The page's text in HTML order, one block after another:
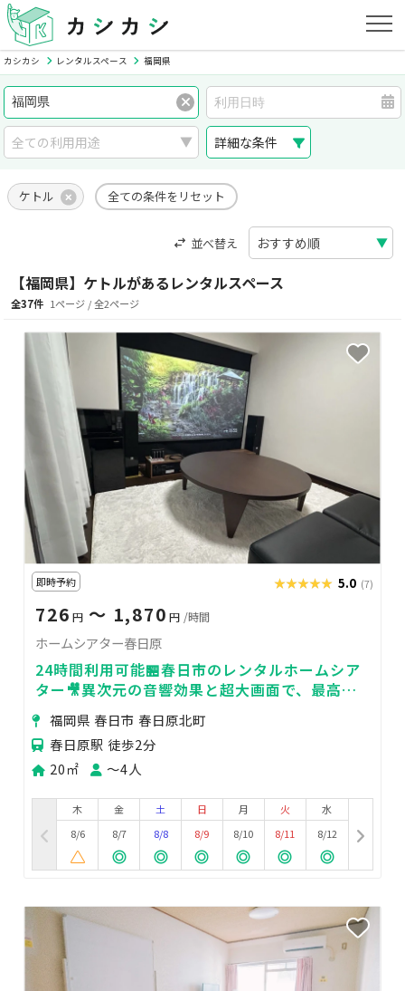
カシカシ レンタルスペース 福岡県
詳細な条件
ケトル 全ての条件をリセット
並べ替え
【福岡県】ケトルがあるレンタルスペース
全37件 1ページ / 全2ページ
即時予約 ★★★★★
★★★★★ 5.0 (7)
726 円 〜 1,870 円 /時間
ホームシアター春日原
24時間利用可能🏪春日市のレンタルホームシア
ター🎥異次元の音響効果と超大画面で、最高の
環境を貸切🎥【4K×100インチ】
福岡県 春日市 春日原北町
春日原駅 徒歩2分
20㎡
〜4人
木
8/6
金
8/7
土
8/8
日
8/9
月
8/10
火
8/11
水
8/12